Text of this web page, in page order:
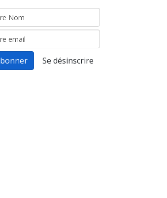
corporel